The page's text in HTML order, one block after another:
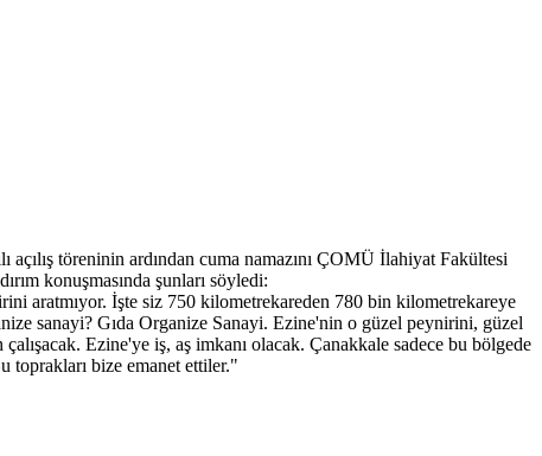
töreninin ardından cuma namazını ÇOMÜ İlahiyat Fakültesi
konuşmasında şunları söyledi:
aratmıyor. İşte siz 750 kilometrekareden 780 bin kilometrekareye
sanayi? Gıda Organize Sanayi. Ezine'nin o güzel peynirini, güzel
Ezine'ye iş, aş imkanı olacak. Çanakkale sadece bu bölgede
toprakları bize emanet ettiler."